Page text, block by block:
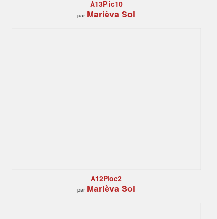
A13Plic10
par Marièva Sol
A12Ploc2
par Marièva Sol